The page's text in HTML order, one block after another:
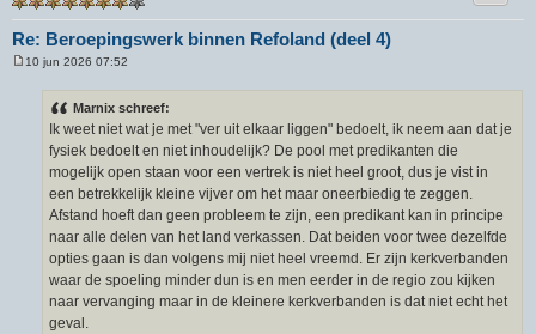
Re: Beroepingswerk binnen Refoland (deel 4)
10 jun 2026 07:52
Marnix schreef:
Ik weet niet wat je met "ver uit elkaar liggen" bedoelt, ik neem aan dat je
fysiek bedoelt en niet inhoudelijk? De pool met predikanten die
mogelijk open staan voor een vertrek is niet heel groot, dus je vist in
een betrekkelijk kleine vijver om het maar oneerbiedig te zeggen.
Afstand hoeft dan geen probleem te zijn, een predikant kan in principe
naar alle delen van het land verkassen. Dat beiden voor twee dezelfde
opties gaan is dan volgens mij niet heel vreemd. Er zijn kerkverbanden
waar de spoeling minder dun is en men eerder in de regio zou kijken
naar vervanging maar in de kleinere kerkverbanden is dat niet echt het
geval.